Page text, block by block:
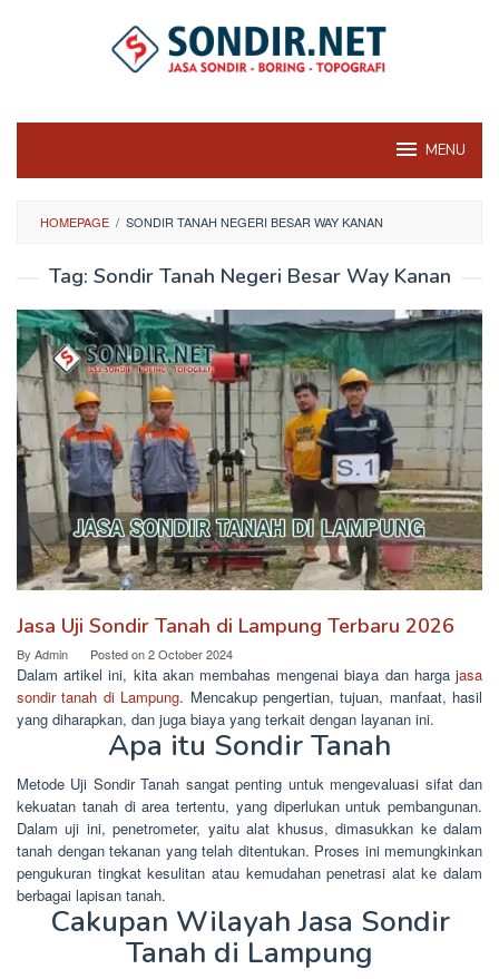
MENU
HOMEPAGE / SONDIR TANAH NEGERI BESAR WAY KANAN
Tag: Sondir Tanah Negeri Besar Way Kanan
Jasa Uji Sondir Tanah di Lampung Terbaru 2026
By Admin Posted on2 October 2024
Dalam artikel ini, kita akan membahas mengenai biaya dan harga jasa
sondir tanah di Lampung. Mencakup pengertian, tujuan, manfaat, hasil
yang diharapkan, dan juga biaya yang terkait dengan layanan ini.
Apa itu Sondir Tanah
Metode Uji Sondir Tanah sangat penting untuk mengevaluasi sifat dan
kekuatan tanah di area tertentu, yang diperlukan untuk pembangunan.
Dalam uji ini, penetrometer, yaitu alat khusus, dimasukkan ke dalam
tanah dengan tekanan yang telah ditentukan. Proses ini memungkinkan
pengukuran tingkat kesulitan atau kemudahan penetrasi alat ke dalam
berbagai lapisan tanah.
Cakupan Wilayah Jasa Sondir
Tanah di Lampung